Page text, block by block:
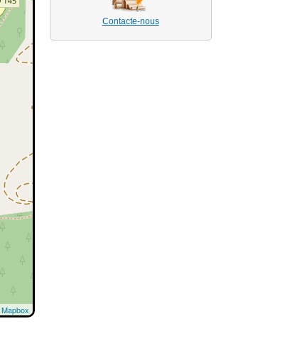
Mapbox
Contacte-nous